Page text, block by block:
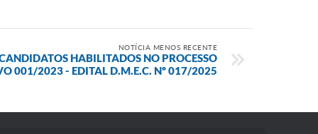
NOTÍCIA MENOS RECENTE
HABILITADOS NO PROCESSO
001/2023 - EDITAL D.M.E.C. Nº 017/2025